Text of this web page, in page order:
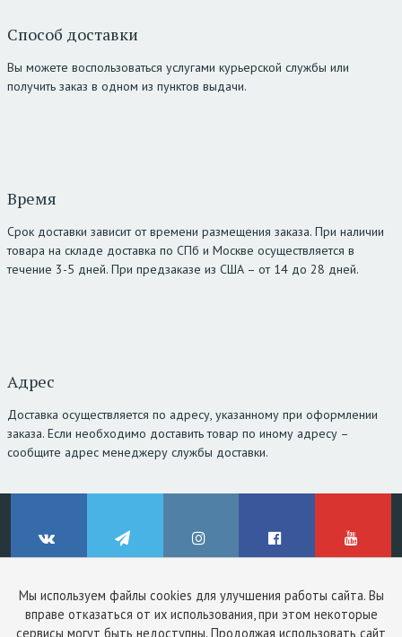
Мы используем файлы cookies для улучшения работы сайта. Вы
вправе отказаться от их использования, при этом некоторые
сервисы могут быть недоступны. Продолжая использовать сайт
Способ доставки
Вы можете воспользоваться услугами курьерской службы или
получить заказ в одном из пунктов выдачи.
Время
Срок доставки зависит от времени размещения заказа. При наличии
товара на складе доставка по СПб и Москве осуществляется в
течение 3-5 дней. При предзаказе из США – от 14 до 28 дней.
Адрес
Доставка осуществляется по адресу, указанному при оформлении
заказа. Если необходимо доставить товар по иному адресу –
сообщите адрес менеджеру службы доставки.
ВКонтакте Telegram Instagram Facebook YouTube
© ClinicStyle, 2026
Используя сайт, вы принимаетепользовательское соглашениеи